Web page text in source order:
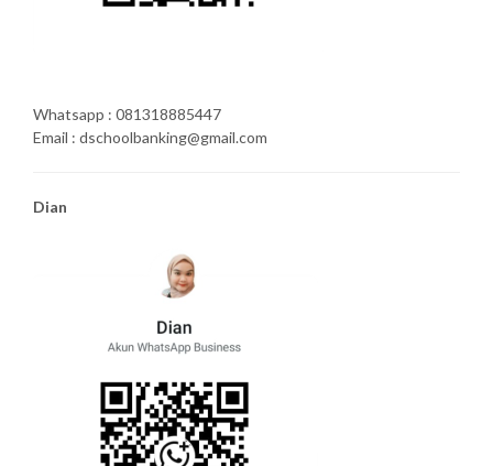
Whatsapp : 081318885447
Email : dschoolbanking@gmail.com
Dian